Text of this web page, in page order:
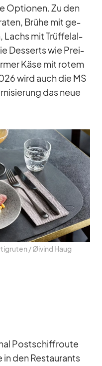
Op­tio­nen. Zu den
Brühe mit ge­
Lachs mit Trüf­fel­al­
Des­serts wie Prei­
Käse mit ro­tem
wird auch die MS
das neue
/​ Øivind Haug
Post­schif­froute
den Re­stau­rants